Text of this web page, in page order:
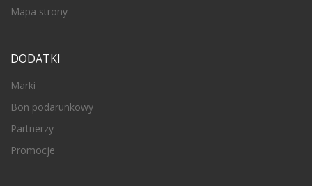
Mapa strony
DODATKI
Marki
Bon podarunkowy
Partnerzy
Promocje